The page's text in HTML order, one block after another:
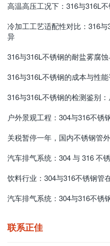
高温高压工况下：316与316L
冷加工工艺适配性对比：316
异
316与316L不锈钢的耐盐雾腐
316与316L不锈钢的成本与性
316与316L不锈钢的检测鉴别
户外景观工程：304与316不锈
关税暂停一年，国内不锈钢管
汽车排气系统：304 与 316 不
饮料行业：304与316不锈钢管
汽车排气系统：304与316不锈
联系正佳